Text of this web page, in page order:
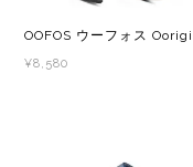
¥8,580